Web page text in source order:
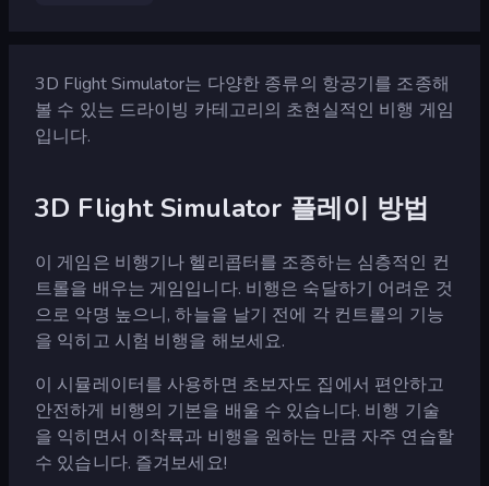
3D Flight Simulator는 다양한 종류의 항공기를 조종해
볼 수 있는 드라이빙 카테고리의 초현실적인 비행 게임
입니다.
3D Flight Simulator 플레이 방법
이 게임은 비행기나 헬리콥터를 조종하는 심층적인 컨
트롤을 배우는 게임입니다. 비행은 숙달하기 어려운 것
으로 악명 높으니, 하늘을 날기 전에 각 컨트롤의 기능
을 익히고 시험 비행을 해보세요.
이 시뮬레이터를 사용하면 초보자도 집에서 편안하고
안전하게 비행의 기본을 배울 수 있습니다. 비행 기술
을 익히면서 이착륙과 비행을 원하는 만큼 자주 연습할
수 있습니다. 즐겨보세요!